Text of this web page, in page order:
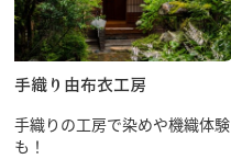
手織り由布衣工房
手織りの工房で染めや機織体験
も！